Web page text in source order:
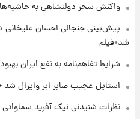
۱ روز پیش
شد
واکنش سحر دولتشاهی به
پیش‌بینی جنجالی احسان علیخانی
شد+فیلم
شرایط تفاهم‌نامه به نفع ایران
استایل عجیب صابر ابر وایرال
نظرات شنیدنی نیک آفرید سماواتی